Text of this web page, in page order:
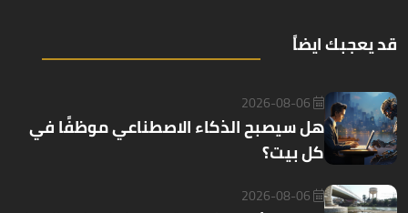
قد يعجبك ايضاً
2026-08-06
هل سيصبح الذكاء الاصطناعي موظفًا في
كل بيت؟
2026-08-06